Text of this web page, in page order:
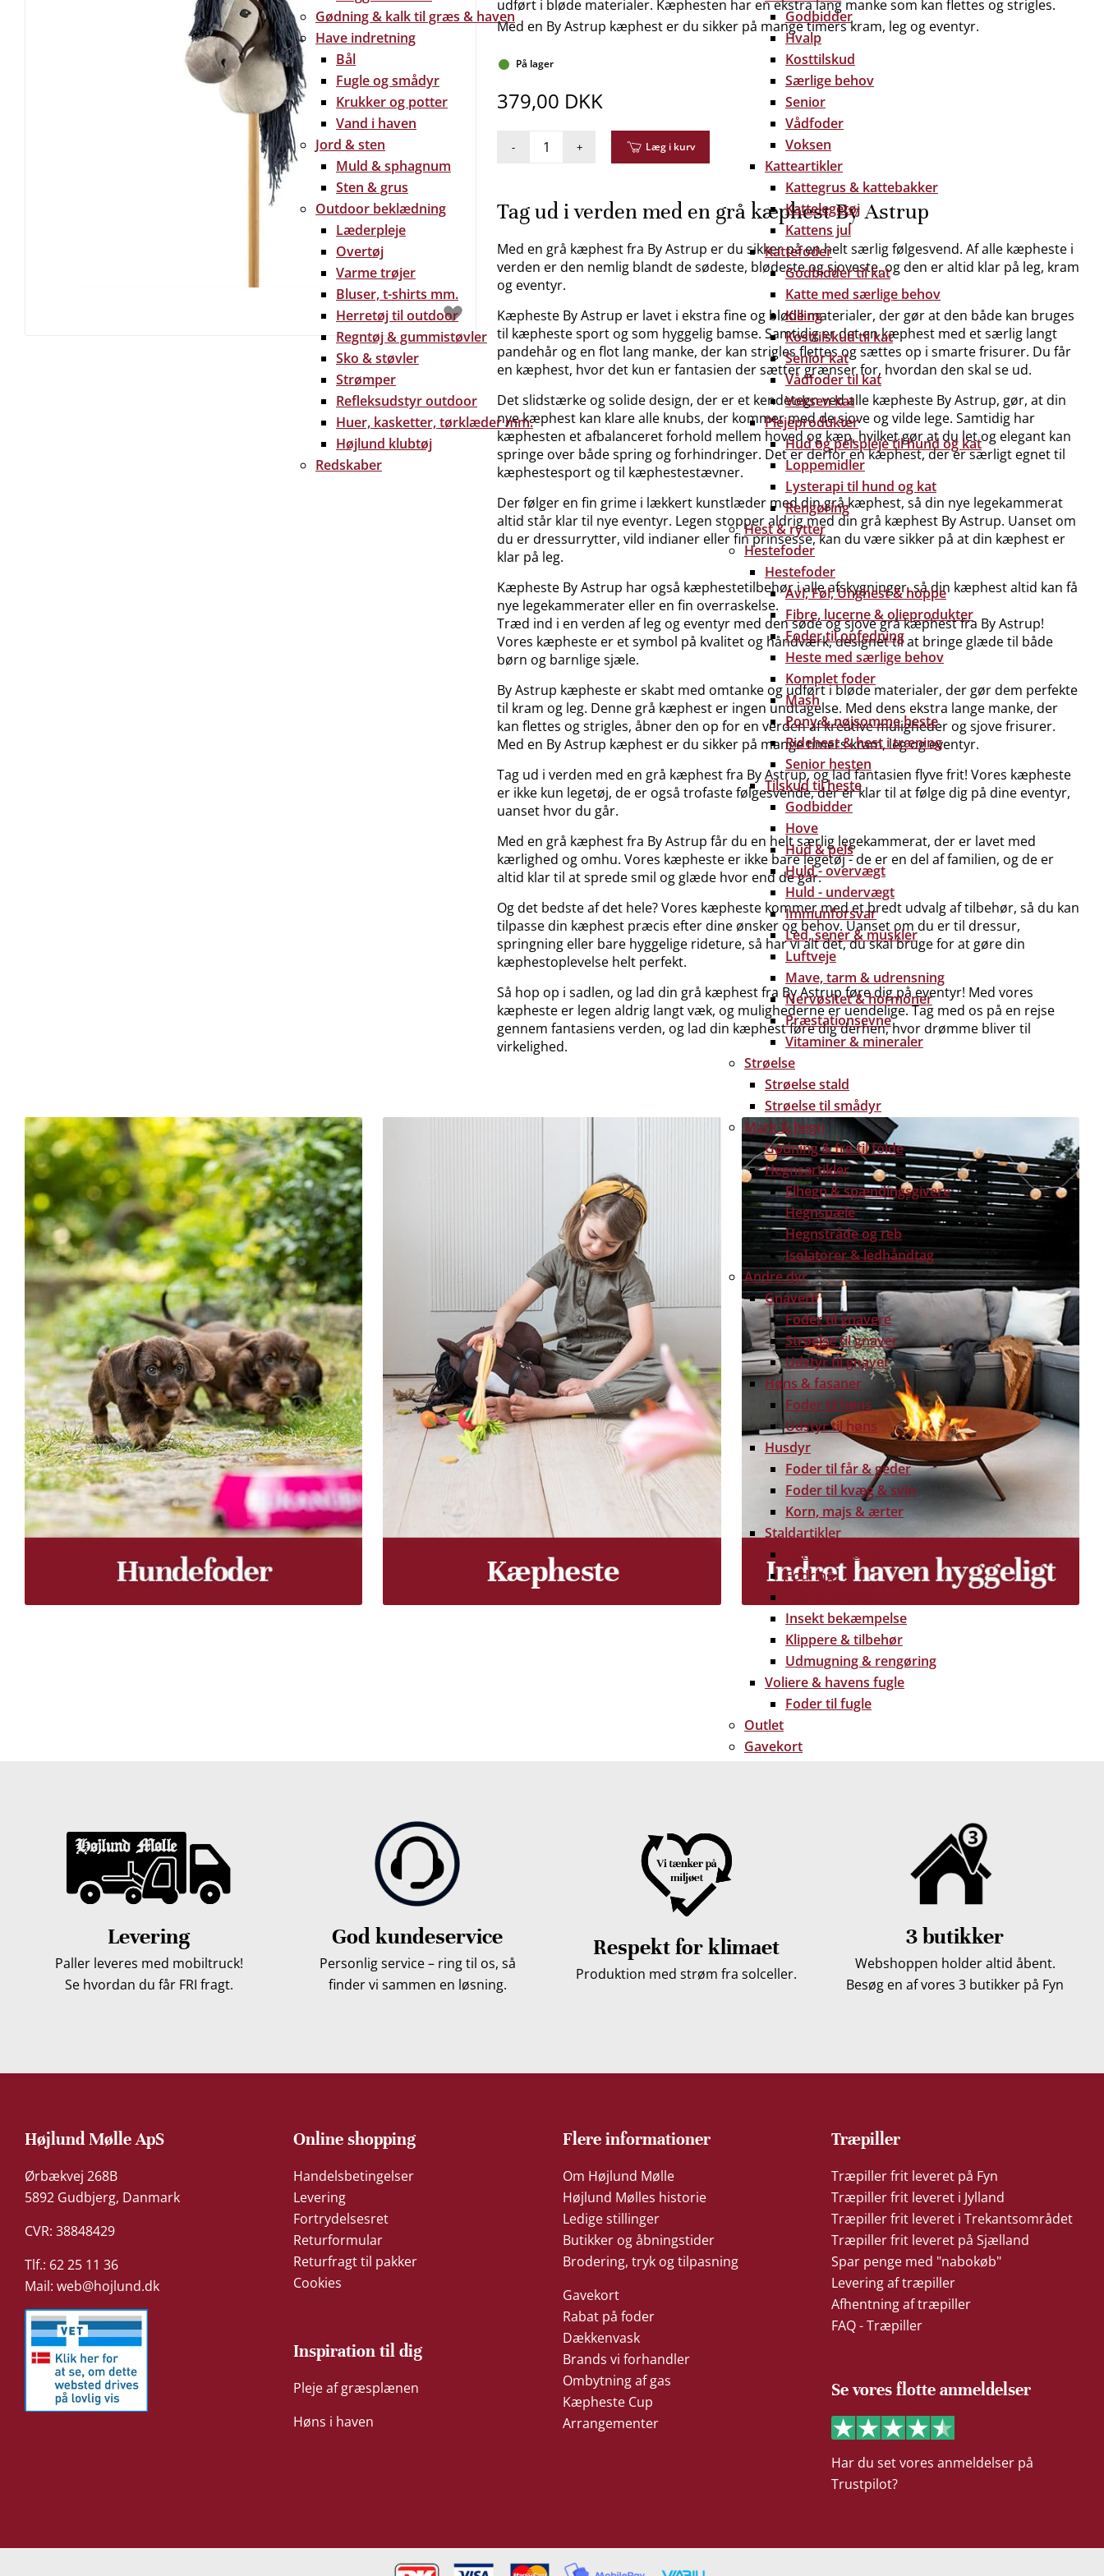
Gødning & kalk til græs & haven
Have indretning
Bål
Fugle og smådyr
Krukker og potter
Vand i haven
Jord & sten
Muld & sphagnum
Sten & grus
Outdoor beklædning
Læderpleje
Overtøj
Varme trøjer
Bluser, t-shirts mm.
Herretøj til outdoor
Regntøj & gummistøvler
Sko & støvler
Strømper
Refleksudstyr outdoor
Huer, kasketter, tørklæder mm.
Højlund klubtøj
Redskaber
Godbidder
Hvalp
Kosttilskud
Særlige behov
Senior
Vådfoder
Voksen
Katteartikler
Kattegrus & kattebakker
Kattelegetøj
Kattens jul
Kattefoder
Godbidder til kat
Katte med særlige behov
Killing
Kosttilskud til kat
Senior kat
Vådfoder til kat
Voksen kat
Plejeprodukter
Hud og pelspleje til hund og kat
Loppemidler
Lysterapi til hund og kat
Rengøring
Hest & rytter
Hestefoder
Hestefoder
Avl, Føl, Unghest & hoppe
Fibre, lucerne & olieprodukter
Foder til opfedning
Heste med særlige behov
Komplet foder
Mash
Pony & nøjsomme heste
Ridehest & hest i træning
Senior hesten
Tilskud til heste
Godbidder
Hove
Hud & pels
Huld - overvægt
Huld - undervægt
Immunforsvar
Led, sener & muskler
Luftveje
Mave, tarm & udrensning
Nervøsitet & hormoner
Præstationsevne
Vitaminer & mineraler
Strøelse
Strøelse stald
Strøelse til smådyr
Mark & hegn
Gødning & frø til folde
Hegnsartikler
Elhegn & spændingsgivere
Hegnspæle
Hegnstråde og reb
Isolatorer & ledhåndtag
Andre dyr
Gnavere
Foder til gnavere
Strøelse til gnaver
Udstyr til gnaver
Høns & fasaner
Foder til høns
Udstyr til høns
Husdyr
Foder til får & geder
Foder til kvæg & svin
Korn, majs & ærter
Staldartikler
Aktivering & leg
Fodring
Insekt bekæmpelse
Klippere & tilbehør
Udmugning & rengøring
Voliere & havens fugle
Foder til fugle
Outlet
Gavekort
udført i bløde materialer. Kæphesten har en ekstra lang manke som kan flettes og strigles.
Med en By Astrup kæphest er du sikker på mange timers kram, leg og eventyr.
På lager
379,00 DKK
- + Læg i kurv
Tag ud i verden med en grå kæphest By Astrup
Med en grå kæphest fra By Astrup er du sikker på en helt særlig følgesvend. Af alle kæpheste i
verden er den nemlig blandt de sødeste, blødeste og sjoveste, og den er altid klar på leg, kram
og eventyr.
Kæpheste By Astrup er lavet i ekstra fine og bløde materialer, der gør at den både kan bruges
til kæpheste sport og som hyggelig bamse. Samtidig er det en kæphest med et særlig langt
pandehår og en flot lang manke, der kan strigles flettes og sættes op i smarte frisurer. Du får
en kæphest, hvor det kun er fantasien der sætter grænser for, hvordan den skal se ud.
Det slidstærke og solide design, der er et kendetegn ved alle kæpheste By Astrup, gør, at din
nye kæphest kan klare alle knubs, der kommer med de sjove og vilde lege. Samtidig har
kæphesten et afbalanceret forhold mellem hoved og kæp, hvilket gør at du let og elegant kan
springe over både spring og forhindringer. Det er derfor en kæphest, der er særligt egnet til
kæphestesport og til kæphestestævner.
Der følger en fin grime i lækkert kunstlæder med din grå kæphest, så din nye legekammerat
altid står klar til nye eventyr. Legen stopper aldrig med din grå kæphest By Astrup. Uanset om
du er dressurrytter, vild indianer eller fin prinsesse, kan du være sikker på at din kæphest er
klar på leg.
Kæpheste By Astrup har også kæphestetilbehør i alle afskygninger, så din kæphest altid kan få
nye legekammerater eller en fin overraskelse.
Træd ind i en verden af leg og eventyr med den søde og sjove grå kæphest fra By Astrup!
Vores kæpheste er et symbol på kvalitet og håndværk, designet til at bringe glæde til både
børn og barnlige sjæle.
By Astrup kæpheste er skabt med omtanke og udført i bløde materialer, der gør dem perfekte
til kram og leg. Denne grå kæphest er ingen undtagelse. Med dens ekstra lange manke, der
kan flettes og strigles, åbner den op for en verden af kreative muligheder og sjove frisurer.
Med en By Astrup kæphest er du sikker på mange timers kram, leg og eventyr.
Tag ud i verden med en grå kæphest fra By Astrup, og lad fantasien flyve frit! Vores kæpheste
er ikke kun legetøj, de er også trofaste følgesvende, der er klar til at følge dig på dine eventyr,
uanset hvor du går.
Med en grå kæphest fra By Astrup får du en helt særlig legekammerat, der er lavet med
kærlighed og omhu. Vores kæpheste er ikke bare legetøj - de er en del af familien, og de er
altid klar til at sprede smil og glæde hvor end de går.
Og det bedste af det hele? Vores kæpheste kommer med et bredt udvalg af tilbehør, så du kan
tilpasse din kæphest præcis efter dine ønsker og behov. Uanset om du er til dressur,
springning eller bare hyggelige rideture, så har vi alt det, du skal bruge for at gøre din
kæphestoplevelse helt perfekt.
Så hop op i sadlen, og lad din grå kæphest fra By Astrup føre dig på eventyr! Med vores
kæpheste er legen aldrig langt væk, og mulighederne er uendelige. Tag med os på en rejse
gennem fantasiens verden, og lad din kæphest føre dig derhen, hvor drømme bliver til
virkelighed.
Bor du i Odense, Svendborg, Nyborg, Kerteminde, Faaborg, Middelfart, Otterup eller et andet sted på Fyn? Vi leverer gratis dine træpiller på hele Fyn. Uanset hvor på Fyn
du bor, kan du få leveret træpiller indenfor 5 hverdage. Vores lastbiler kommer hele Fyn rundt i løbet af en uge, så du kan få leveret dine træpiller.
Levering
Paller leveres med mobiltruck!
Se hvordan du får FRI fragt.
God kundeservice
Personlig service – ring til os, så
finder vi sammen en løsning.
Respekt for klimaet
Produktion med strøm fra solceller.
3 butikker
Webshoppen holder altid åbent.
Besøg en af vores 3 butikker på Fyn
Højlund Mølle ApS
Ørbækvej 268B
5892 Gudbjerg, Danmark
CVR: 38848429
Tlf.: 62 25 11 36
Mail: web@hojlund.dk
Online shopping
Handelsbetingelser
Levering
Fortrydelsesret
Returformular
Returfragt til pakker
Cookies
Inspiration til dig
Pleje af græsplænen
Høns i haven
Flere informationer
Om Højlund Mølle
Højlund Mølles historie
Ledige stillinger
Butikker og åbningstider
Brodering, tryk og tilpasning
Gavekort
Rabat på foder
Dækkenvask
Brands vi forhandler
Ombytning af gas
Kæpheste Cup
Arrangementer
Træpiller
Træpiller frit leveret på Fyn
Træpiller frit leveret i Jylland
Træpiller frit leveret i Trekantsområdet
Træpiller frit leveret på Sjælland
Spar penge med "nabokøb"
Levering af træpiller
Afhentning af træpiller
FAQ - Træpiller
Se vores flotte anmeldelser
Har du set vores anmeldelser på
Trustpilot?